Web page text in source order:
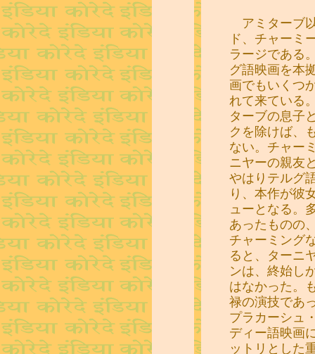
アミターブ
ド、チャーミ
ラージである
グ語映画を本
画でもいくつ
れて来ている
ターブの息子
クを除けば、
ない。チャー
ニヤーの親友
やはりテルグ
り、本作が彼
ューとなる。
あったものの
チャーミング
ると、ターニ
ンは、終始し
はなかった。
禄の演技であ
プラカーシュ
ディー語映画
ットリとした